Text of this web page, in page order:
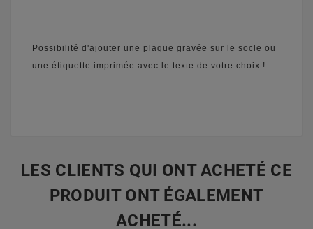
Possibilité d'ajouter une plaque gravée sur le socle ou
une étiquette imprimée avec le texte de votre choix !
LES CLIENTS QUI ONT ACHETÉ CE
PRODUIT ONT ÉGALEMENT
ACHETÉ...